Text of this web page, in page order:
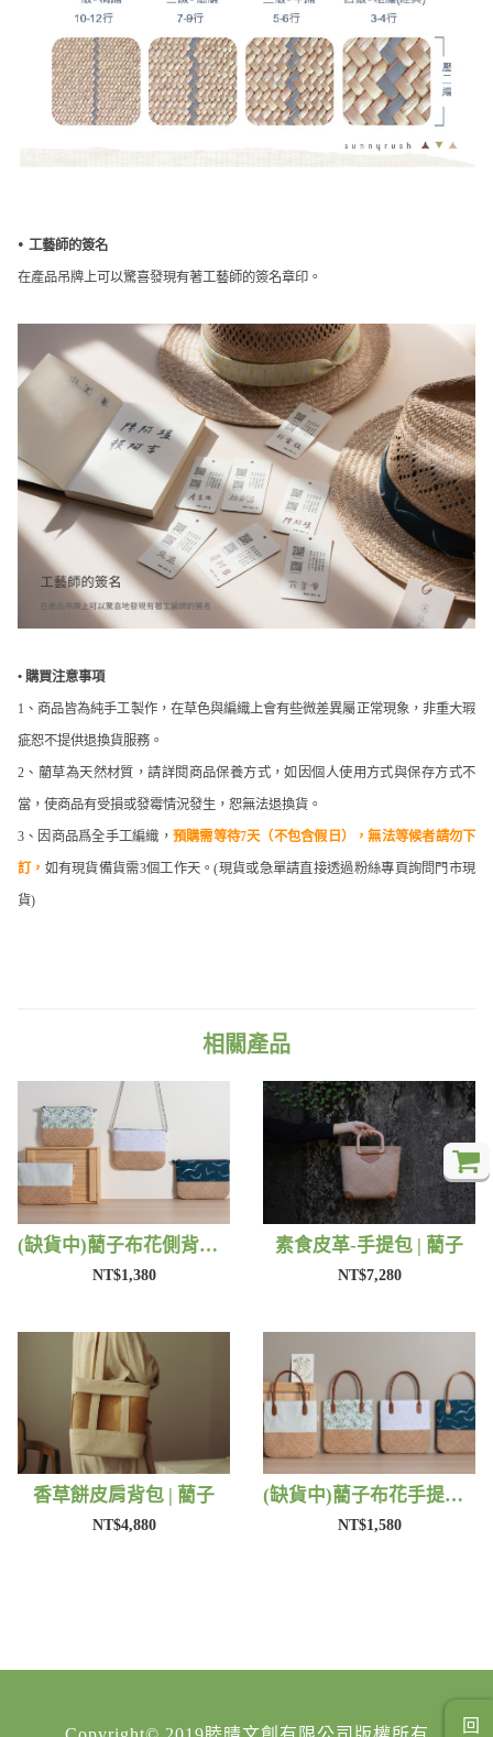
• 工藝師的簽名
在產品吊牌上可以驚喜發現有著工藝師的簽名章印。
• 購買注意事項
1、商品皆為純手工製作，在草色與編織上會有些微差異屬正常現象，非重大瑕
疵恕不提供退換貨服務。
2、藺草為天然材質，請詳閱商品保養方式，如因個人使用方式與保存方式不
當，使商品有受損或發霉情況發生，恕無法退換貨。
3、因商品爲全手工編織， 預購需等待7天（不包含假日），無法等候者請勿下
訂， 如有現貨備貨需3個工作天。​(現貨或急單請直接透過粉絲專頁詢問門市現
貨)
相關產品
(缺貨中)藺子布花側背包 | 藺子
NT$1,380
素食皮革-手提包 | 藺子
NT$7,280
香草餅皮肩背包 | 藺子
NT$4,880
(缺貨中)藺子布花手提包 | 藺子
NT$1,580